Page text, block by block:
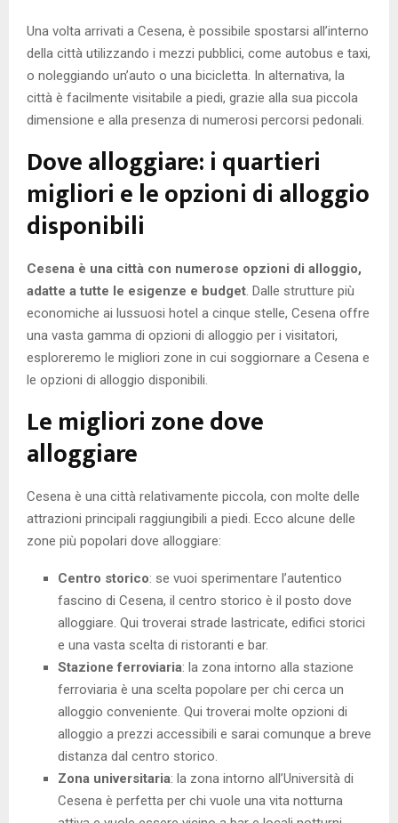
Una volta arrivati a Cesena, è possibile spostarsi all’interno
della città utilizzando i mezzi pubblici, come autobus e taxi,
o noleggiando un’auto o una bicicletta. In alternativa, la
città è facilmente visitabile a piedi, grazie alla sua piccola
dimensione e alla presenza di numerosi percorsi pedonali.
Dove alloggiare: i quartieri
migliori e le opzioni di alloggio
disponibili
Cesena è una città con numerose opzioni di alloggio,
adatte a tutte le esigenze e budget. Dalle strutture più
economiche ai lussuosi hotel a cinque stelle, Cesena offre
una vasta gamma di opzioni di alloggio per i visitatori,
esploreremo le migliori zone in cui soggiornare a Cesena e
le opzioni di alloggio disponibili.
Le migliori zone dove
alloggiare
Cesena è una città relativamente piccola, con molte delle
attrazioni principali raggiungibili a piedi. Ecco alcune delle
zone più popolari dove alloggiare:
Centro storico: se vuoi sperimentare l’autentico
fascino di Cesena, il centro storico è il posto dove
alloggiare. Qui troverai strade lastricate, edifici storici
e una vasta scelta di ristoranti e bar.
Stazione ferroviaria: la zona intorno alla stazione
ferroviaria è una scelta popolare per chi cerca un
alloggio conveniente. Qui troverai molte opzioni di
alloggio a prezzi accessibili e sarai comunque a breve
distanza dal centro storico.
Zona universitaria: la zona intorno all’Università di
Cesena è perfetta per chi vuole una vita notturna